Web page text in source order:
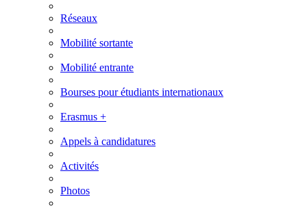
Réseaux
Mobilité sortante
Mobilité entrante
Bourses pour étudiants internationaux
Erasmus +
Appels à candidatures
Activités
Photos